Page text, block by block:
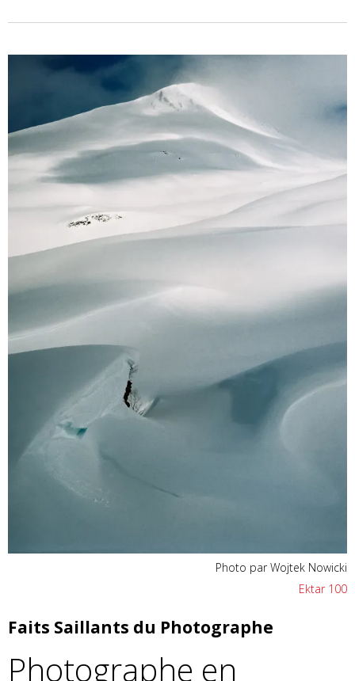
Photo par Wojtek Nowicki
Ektar 100
Faits Saillants du Photographe
Photographe en